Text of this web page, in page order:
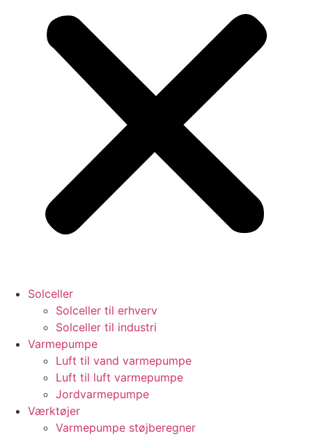
Solceller
Solceller til erhverv
Solceller til industri
Varmepumpe
Luft til vand varmepumpe
Luft til luft varmepumpe
Jordvarmepumpe
Værktøjer
Varmepumpe støjberegner